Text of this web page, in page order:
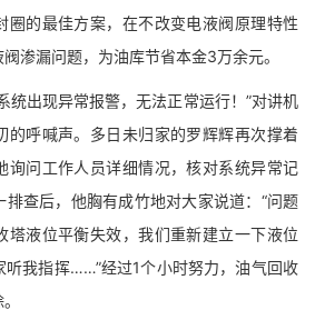
圈的最佳方案，在不改变电液阀原理特性
渗漏问题，为油库节省本金3万余元。
出现异常报警，无法正常运行！”对讲机
的呼喊声。多日未归家的罗辉辉再次撑着
询问工作人员详细情况，核对系统异常记
查后，他胸有成竹地对大家说道：“问题
塔液位平衡失效，我们重新建立一下液位
听我指挥……”经过1个小时努力，油气回收